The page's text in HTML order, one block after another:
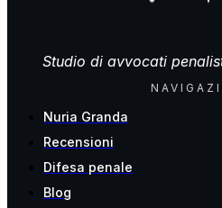
Studio di avvocati
Nuria Granda
Recensioni
Difesa penale
Blog